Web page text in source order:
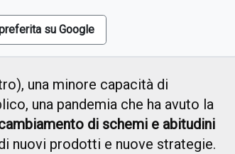
su Google
una minore capacità di
una pandemia che ha avuto la
di schemi e abitudini
nuovi prodotti e nuove strategie.